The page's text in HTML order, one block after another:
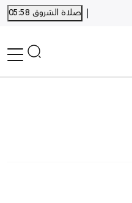
| صلاة الشروق 05:58